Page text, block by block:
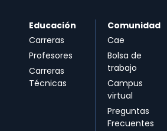
Educación
Carreras
Profesores
Carreras
Técnicas
Comunidad
Cae
Bolsa de
trabajo
Campus
virtual
Preguntas
Frecuentes